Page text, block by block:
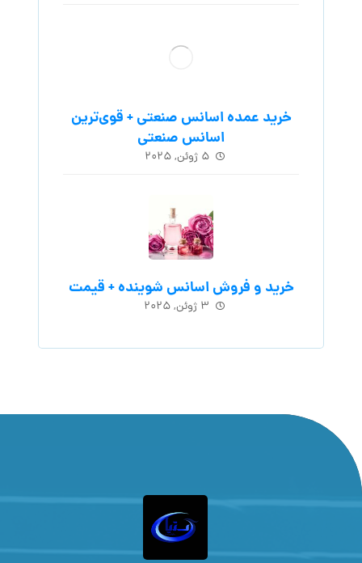
خرید عمده اسانس صنعتی + قوی‌ترین
اسانس‌ صنعتی
۵ ژوئن, ۲۰۲۵
خرید و فروش اسانس شوینده + قیمت
۳ ژوئن, ۲۰۲۵